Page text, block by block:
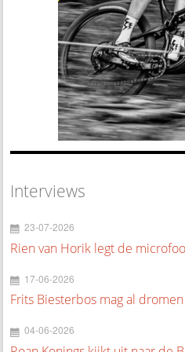
Interviews
23-07-2026
Rien van Horik legt de
17-06-2026
Frits Biesterbos mag al
04-06-2026